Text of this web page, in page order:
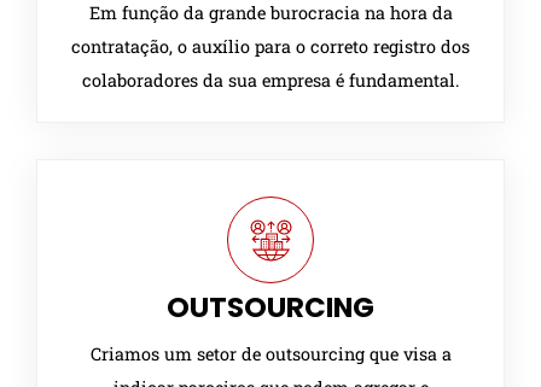
Em função da grande burocracia na hora da
contratação, o auxílio para o correto registro dos
colaboradores da sua empresa é fundamental.
OUTSOURCING
Criamos um setor de outsourcing que visa a